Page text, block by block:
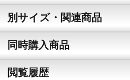
別サイズ・関連商品
同時購入商品
閲覧履歴